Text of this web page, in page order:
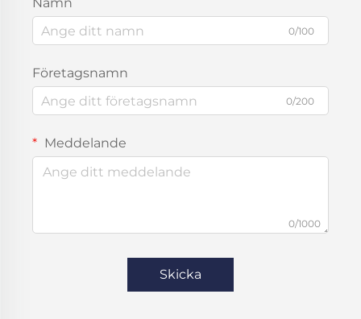
0/100
Företagsnamn
0/200
Meddelande
0/1000
Skicka